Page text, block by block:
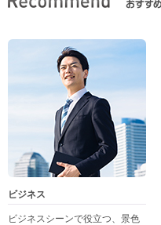
ビジネス
ビジネスシーンで役立つ、景色